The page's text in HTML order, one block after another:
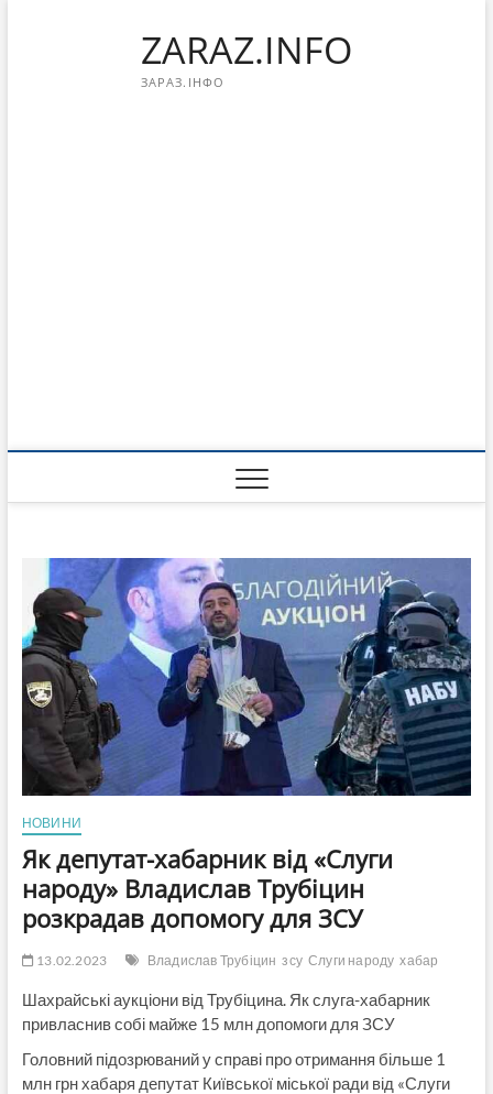
ZARAZ.INFO
ЗАРАЗ.ІНФО
НОВИНИ
Як депутат-хабарник від «Слуги
народу» Владислав Трубіцин
розкрадав допомогу для ЗСУ
13.02.2023 Владислав Трубіцин зсу Слуги народу хабар
Шахрайські аукціони від Трубіцина. Як слуга-хабарник
привласнив собі майже 15 млн допомоги для ЗСУ
Головний підозрюваний у справі про отримання більше 1
млн грн хабаря депутат Київської міської ради від «Слуги